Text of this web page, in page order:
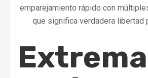
emparejamiento rápido con
que significa verdadera libertad